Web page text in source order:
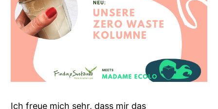
Ich freue mich sehr, dass mir das